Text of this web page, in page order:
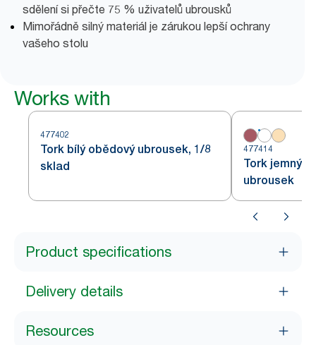
sdělení si přečte 75 % uživatelů ubrousků
Mimořádně silný materiál je zárukou lepší ochrany
vašeho stolu
Works with
477402
Tork bílý obědový ubrousek, 1/8
sklad
477414
Tork jemný
ubrousek
Product specifications
Delivery details
Resources